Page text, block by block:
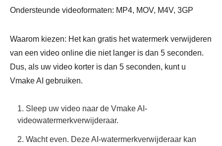
Ondersteunde videoformaten: MP4, MOV, M4V, 3GP
Waarom kiezen: Het kan gratis het watermerk verwijderen
van een video online die niet langer is dan 5 seconden.
Dus, als uw video korter is dan 5 seconden, kunt u
Vmake AI gebruiken.
1. Sleep uw video naar de Vmake AI-
videowatermerkverwijderaar.
2. Wacht even. Deze AI-watermerkverwijderaar kan